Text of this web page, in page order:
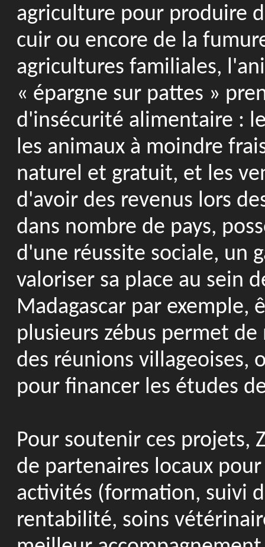
agriculture pour produire
cuir ou encore de la
agricultures familiales,
« épargne sur pattes »
d'insécurité alimentaire :
les animaux à moindre
naturel et gratuit, et les
d'avoir des revenus lors
dans nombre de pays,
d'une réussite sociale, un
valoriser sa place au sein
Madagascar par
plusieurs zébus permet
des réunions villageoises,
pour financer les études
Pour soutenir ces projets,
de partenaires locaux
activités (formation, suivi
rentabilité, soins